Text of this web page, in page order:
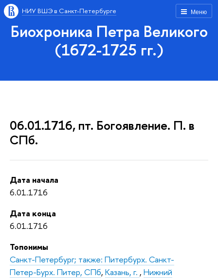
Меню
НИУ ВШЭ в Санкт-Петербурге
Биохроника Петра Великого
(1672-1725 гг.)
06.01.1716, пт. Богоявление. П. в
СПб.
Дата начала
6.01.1716
Дата конца
6.01.1716
Топонимы
Санкт-Петербург; также: Питербурх. Санкт-
Петер-Бурх. Питер, СПб, Казань, г. , Нижний